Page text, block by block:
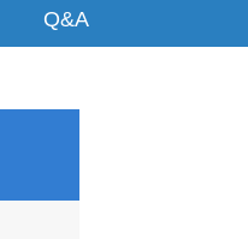
Q&A